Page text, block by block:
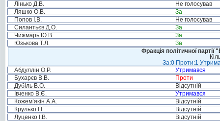
Лінько Д.В.
Не голосував
Ляшко О.В.
За
Попов І.В.
Не голосував
Силантьєв Д.О.
За
Чижмарь Ю.В.
За
Юзькова Т.Л.
За
Фракція політичної
За:0 Проти:1
Абдуллін О.Р.
Утримався
Бухарєв В.В.
Проти
Дубіль В.О.
Відсутній
Івченко В.Є.
Утримався
Кожем’якін А.А.
Відсутній
Крулько І.І.
Відсутній
Луценко І.В.
Відсутній